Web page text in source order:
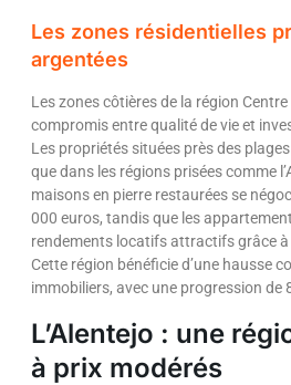
Les zones résidentielles
argentées
Les zones côtières de la région
compromis entre qualité de vie et
Les propriétés situées près des
que dans les régions prisées comme
maisons en pierre restaurées se
000 euros, tandis que les
rendements locatifs attractifs grâce
Cette région bénéficie d’une hausse
immobiliers, avec une progression de
L’Alentejo : une
à prix modérés